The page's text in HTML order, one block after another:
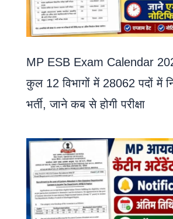
MP ESB Exam Calendar
कुल 12 विभागों में 28062 पदों में
भर्ती, जाने कब से होगी परीक्षा